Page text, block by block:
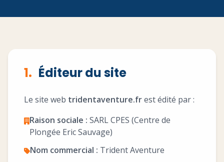
1. Éditeur du site
Le site web tridentaventure.frest édité par :
Raison sociale : SARL CPES (Centre de
Plongée Eric Sauvage)
Nom commercial : Trident Aventure